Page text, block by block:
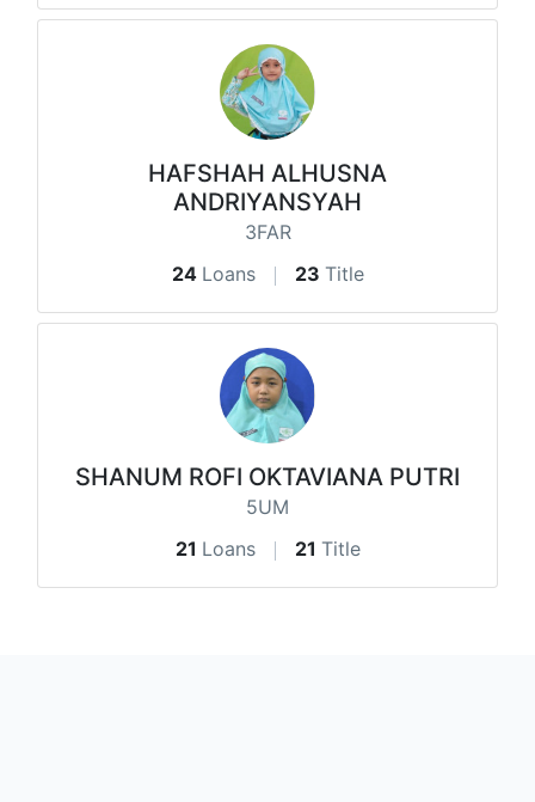
HAFSHAH ALHUSNA
ANDRIYANSYAH
3FAR
24 Loans 23 Title
SHANUM ROFI OKTAVIANA PUTRI
5UM
21 Loans 21 Title